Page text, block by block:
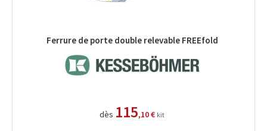
Ferrure de porte double relevable FREEfold
dès 115,10 € kit